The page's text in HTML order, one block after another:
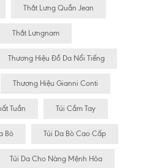
Thắt Lưng Quần Jean
Thắt Lưngnam
Thương Hiệu Đồ Da Nổi Tiếng
Thương Hiệu Gianni Conti
Tuần Túi Cầm Tay
Bò Túi Da Bò Cao Cấp
Túi Da Cho Nàng Mệnh Hỏa